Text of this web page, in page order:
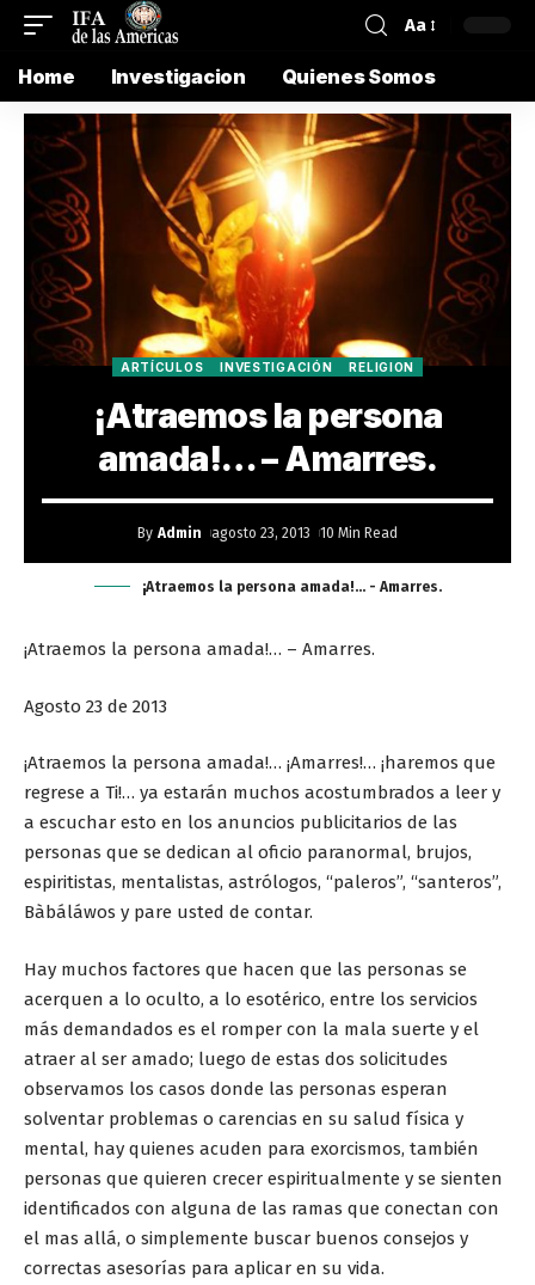
Aa
Home Investigacion Quienes Somos
ARTÍCULOS INVESTIGACIÓN RELIGION
¡Atraemos la persona
amada!… – Amarres.
By Admin agosto 23, 2013 10 Min Read
¡Atraemos la persona amada!... - Amarres.
¡Atraemos la persona amada!… – Amarres.
Agosto 23 de 2013
¡Atraemos la persona amada!… ¡Amarres!… ¡haremos que
regrese a Ti!… ya estarán muchos acostumbrados a leer y
a escuchar esto en los anuncios publicitarios de las
personas que se dedican al oficio paranormal, brujos,
espiritistas, mentalistas, astrólogos, “paleros”, “santeros”,
Bàbáláwos y pare usted de contar.
Hay muchos factores que hacen que las personas se
acerquen a lo oculto, a lo esotérico, entre los servicios
más demandados es el romper con la mala suerte y el
atraer al ser amado; luego de estas dos solicitudes
observamos los casos donde las personas esperan
solventar problemas o carencias en su salud física y
mental, hay quienes acuden para exorcismos, también
personas que quieren crecer espiritualmente y se sienten
identificados con alguna de las ramas que conectan con
el mas allá, o simplemente buscar buenos consejos y
correctas asesorías para aplicar en su vida.